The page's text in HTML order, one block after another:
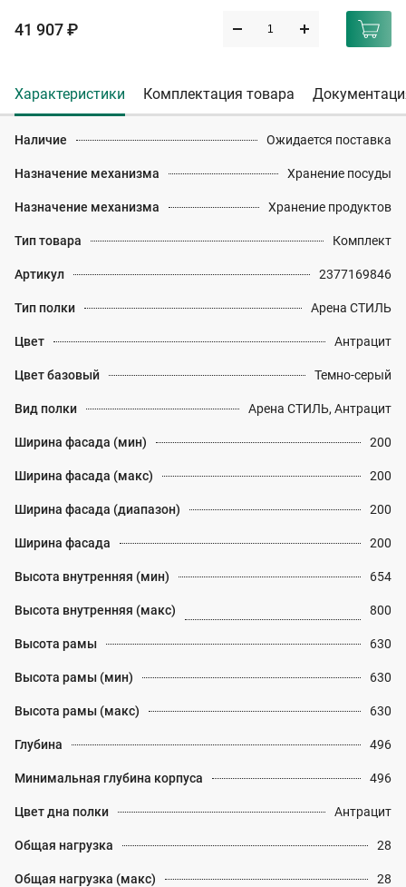
41 907 ₽
Характеристики Комплектация товара
Наличие Ожидается поставка
Назначение механизма Хранение посуды
Назначение механизма Хранение продуктов
Тип товара Комплект
Артикул 2377169846
Тип полки Арена СТИЛЬ
Цвет Антрацит
Цвет базовый Темно-серый
Вид полки Арена СТИЛЬ, Антрацит
Ширина фасада (мин) 200
Ширина фасада (макс) 200
Ширина фасада (диапазон) 200
Ширина фасада 200
Высота внутренняя (мин) 654
Высота внутренняя (макс) 800
Высота рамы 630
Высота рамы (мин) 630
Высота рамы (макс) 630
Глубина 496
Минимальная глубина корпуса 496
Цвет дна полки Антрацит
Общая нагрузка 28
Общая нагрузка (макс) 28